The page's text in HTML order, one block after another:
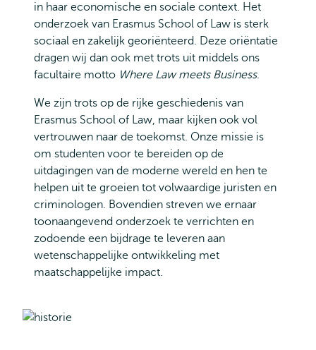
in haar economische en sociale context. Het
onderzoek van Erasmus School of Law is sterk
sociaal en zakelijk georiënteerd. Deze oriëntatie
dragen wij dan ook met trots uit middels ons
facultaire motto Where Law meets Business.
We zijn trots op de rijke geschiedenis van
Erasmus School of Law, maar kijken ook vol
vertrouwen naar de toekomst. Onze missie is
om studenten voor te bereiden op de
uitdagingen van de moderne wereld en hen te
helpen uit te groeien tot volwaardige juristen en
criminologen. Bovendien streven we ernaar
toonaangevend onderzoek te verrichten en
zodoende een bijdrage te leveren aan
wetenschappelijke ontwikkeling met
maatschappelijke impact.